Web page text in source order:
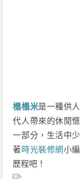
榻榻米是一種供
代人帶來的休閒
一部分，生活中
著 時光裝修網小
歷程吧！